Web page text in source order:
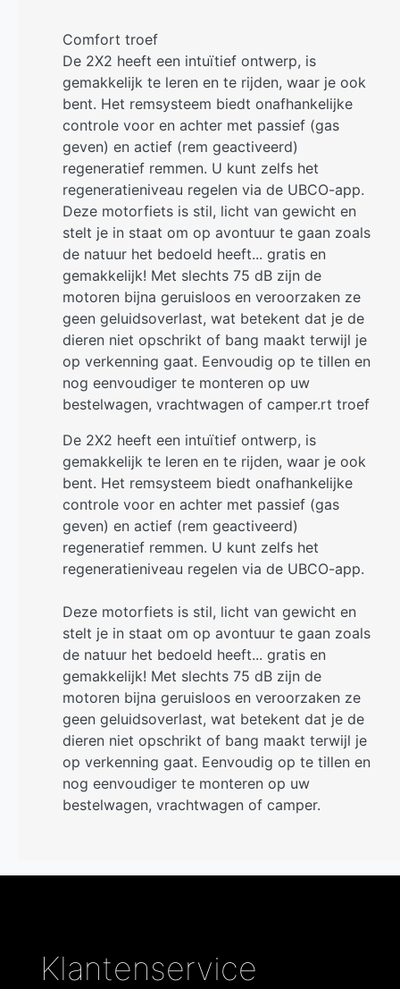
Comfort troef
De 2X2 heeft een intuïtief ontwerp, is
gemakkelijk te leren en te rijden, waar je ook
bent. Het remsysteem biedt onafhankelijke
controle voor en achter met passief (gas
geven) en actief (rem geactiveerd)
regeneratief remmen. U kunt zelfs het
regeneratieniveau regelen via de UBCO-app.
Deze motorfiets is stil, licht van gewicht en
stelt je in staat om op avontuur te gaan zoals
de natuur het bedoeld heeft... gratis en
gemakkelijk! Met slechts 75 dB zijn de
motoren bijna geruisloos en veroorzaken ze
geen geluidsoverlast, wat betekent dat je de
dieren niet opschrikt of bang maakt terwijl je
op verkenning gaat. Eenvoudig op te tillen en
nog eenvoudiger te monteren op uw
bestelwagen, vrachtwagen of camper.rt troef
De 2X2 heeft een intuïtief ontwerp, is
gemakkelijk te leren en te rijden, waar je ook
bent. Het remsysteem biedt onafhankelijke
controle voor en achter met passief (gas
geven) en actief (rem geactiveerd)
regeneratief remmen. U kunt zelfs het
regeneratieniveau regelen via de UBCO-app.
Deze motorfiets is stil, licht van gewicht en
stelt je in staat om op avontuur te gaan zoals
de natuur het bedoeld heeft... gratis en
gemakkelijk! Met slechts 75 dB zijn de
motoren bijna geruisloos en veroorzaken ze
geen geluidsoverlast, wat betekent dat je de
dieren niet opschrikt of bang maakt terwijl je
op verkenning gaat. Eenvoudig op te tillen en
nog eenvoudiger te monteren op uw
bestelwagen, vrachtwagen of camper.
Klantenservice